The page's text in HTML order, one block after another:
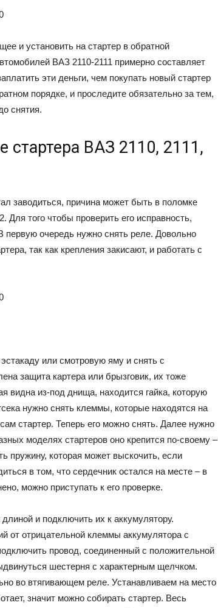
и установить на стартер в обратной
ВАЗ 2110-2111 примерно составляет
эти деньги, чем покупать новый стартер
порядке, и проследите обязательно за тем,
снятия.
стартера ВАЗ 2110, 2111,
заводиться, причина может быть в поломке
Для того чтобы проверить его исправность,
очередь нужно снять реле. Довольно
так как крепления закисают, и работать с
или смотровую яму и снять с
защита картера или брызговик, их тоже
видна из-под днища, находится гайка, которую
нужно снять клеммы, которые находятся на
стартер. Теперь его можно снять. Далее нужно
моделях стартеров оно крепится по-своему –
пружину, которая может выскочить, если
в том, что сердечник остался на месте – в
можно приступать к его проверке.
и подключить их к аккумулятору.
от отрицательной клеммы аккумулятора с
провод, соединенный с положительной
шестерня с характерным щелчком.
во втягивающем реле. Устанавливаем на место
значит можно собирать стартер. Весь